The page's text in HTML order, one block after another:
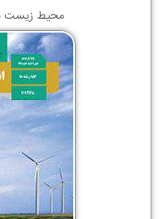
محیط زیست